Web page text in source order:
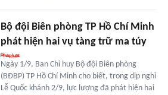
Bộ đội Biên phòng TP Hồ Chí Minh
phát hiện hai vụ tàng trữ ma túy
Ngày 1/9, Ban Chỉ huy Bộ đội Biên phòng
(BĐBP) TP Hồ Chí Minh cho biết, trong dịp nghỉ
Lễ Quốc khánh 2/9, lực lượng đã phát hiện hai